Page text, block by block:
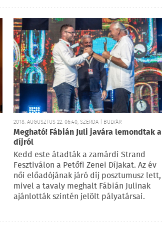
2018. AUGUSZTUS 22. 06:40, SZERDA | BULVÁR
Megható! Fábián Juli javára lemondtak a
díjról
Kedd este átadták a zamárdi Strand
Fesztiválon a Petőfi Zenei Díjakat. Az év
női előadójának járó díj posztumusz lett,
mivel a tavaly meghalt Fábián Julinak
ajánlották szintén jelölt pályatársai.